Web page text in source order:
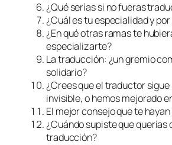
¿Qué serías si no fueras
¿Cuál es tu especialidad y
¿En qué otras ramas te
especializarte?
La traducción: ¿un gremio
solidario?
¿Crees que el traductor
invisible, o hemos mejorado
El mejor consejo que te
¿Cuándo supiste que querías
traducción?